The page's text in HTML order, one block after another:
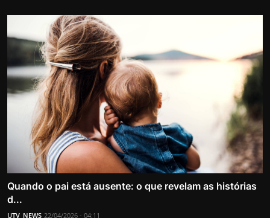
Quando o pai está ausente: o que revelam as histórias
d...
UTV_NEWS 22/04/2026 - 04:11